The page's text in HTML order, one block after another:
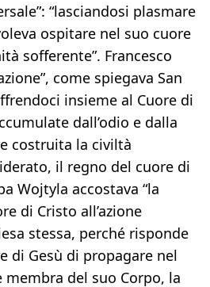
“lasciandosi plasmare
ospitare nel suo cuore
sofferente”. Francesco
come spiegava San
insieme al Cuore di
dall’odio e dalla
costruita la civiltà
il regno del cuore di
Wojtyla accostava “la
di Cristo all’azione
stessa, perché risponde
di Gesù di propagare nel
del suo Corpo, la